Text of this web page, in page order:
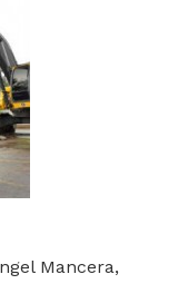
Mancera,